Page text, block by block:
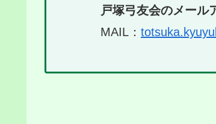
戸塚弓友会のメール
MAIL：